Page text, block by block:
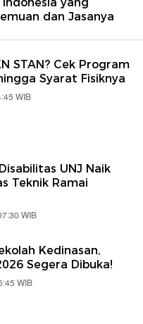
dan Jasanya
STAN? Cek Program
Syarat Fisiknya
WIB
UNJ Naik
Teknik Ramai
WIB
Kedinasan,
Segera Dibuka!
WIB